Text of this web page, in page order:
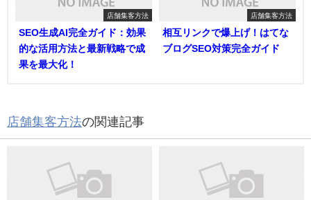
店舗集客方法
SEO生成AI完全ガイド：効果
的な活用方法と最新戦略で成
果を最大化！
店舗集客方法
相互リンクで爆上げ！はてな
ブログSEO対策完全ガイド
店舗集客方法の関連記事